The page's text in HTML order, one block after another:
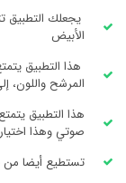
يجعلك التطبيق
الأبيض
هذا التطبيق
المرشح واللون،
صوتي وهذا
تستطيع أيضا من